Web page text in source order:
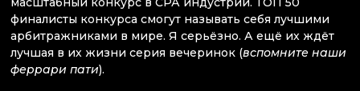
финалисты конкурса смогут называть себя лучшими
арбитражниками в мире. Я серьёзно. А ещё их ждёт
лучшая в их жизни серия вечеринок (вспомните наши
феррари пати).